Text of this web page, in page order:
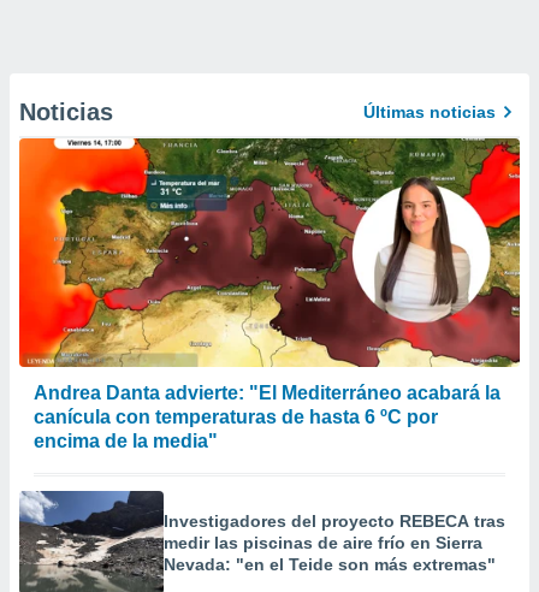
Noticias Últimas noticias
Andrea Danta advierte: "El Mediterráneo acabará la
canícula con temperaturas de hasta 6 ºC por
encima de la media"
Investigadores del proyecto REBECA tras
medir las piscinas de aire frío en Sierra
Nevada: "en el Teide son más extremas"